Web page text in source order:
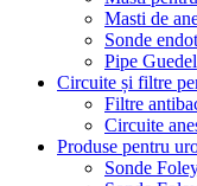
Masti de
Sonde
Pipe Guedel
Circuite și filtre
Filtre
Circuite
Produse pentru
Sonde